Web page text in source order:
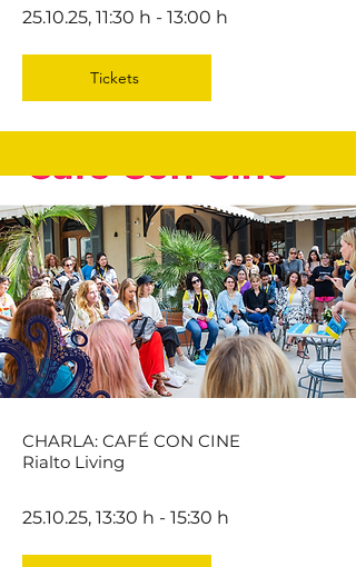
25.10.25, 11:30 h - 13:00 h
Tickets
CHARLA: CAFÉ CON CINE
Rialto Living
25.10.25, 13:30 h - 15:30 h